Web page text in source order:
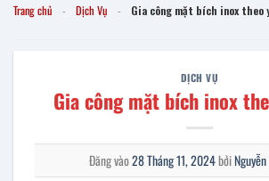
Trang chủ - Dịch Vụ - Gia công mặt bích inox theo
DỊCH VỤ
Gia công mặt bích inox
Đăng vào28 Tháng 11, 2024bởi